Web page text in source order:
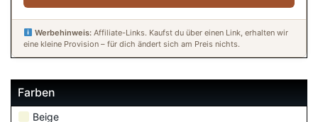
Werbehinweis:Affiliate-Links. Kaufst du über einen Link, erhalten wir
eine kleine Provision – für dich ändert sich am Preis nichts.
Farben
Beige